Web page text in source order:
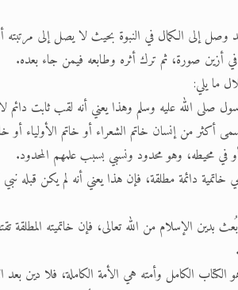
وصل إلى الكمال في النبوة بحيث لا يصل إلى
أزين صورة، ثم ترك أثره وطابعه فيمن جاء بعده.
ما يلي:
صلى الله عليه وسلم وهذا يعني أنه لقب ثابت
أكثر من إنسان خاتم الشعراء أو خاتم الأولياء
في محيطه، وهو محدود ونسبي بسبب علمهم المحدود.
خاتمية دائمة مطلقة، فإن هذا يعني أنه لم يكن قبله
بدين الإسلام من الله تعالى، فإن خاتميته المطلقة
الكتاب الكامل وأمته هي الأمة الكاملة، فلا دين